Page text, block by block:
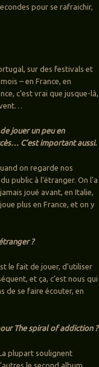
pour se rafraichir,
sur des festivals et
– en France, en
c’est vrai que jusque-là,
jouer un peu en
C’est important aussi.
on regarde nos
public à l’étranger. On l’a
joué avant, en Italie,
plus en France, et on y
?
le fait de jouer, d’utiliser
et ça, c’est nous qui
de se faire écouter, en
The spiral of addiction ?
plupart soulignent